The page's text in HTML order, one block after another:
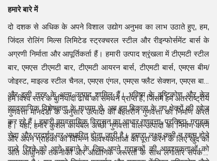
हमारे बारे में
दो दशक से अधिक के अपने विशाल उद्योग अनुभव का लाभ उठाते हुए, हम,
जिंदल रोलिंग मिल्स लिमिटेड स्ट्रक्चरल स्टील और रीइन्फोर्समेंट बार्स के
अग्रणी निर्माता और आपूर्तिकर्ता हैं। हमारी उत्पाद श्रृंखला में टीएमटी स्टील
बार, एमएस टीएमटी बार, टीएमटी आयरन बार्स, टीएमटी बार्स, एमएस बीम/
जोइस्ट, माइल्ड स्टील चैनल, एमएस एंगल, एमएस फ्लैट सेक्शन, एमएस बार्स
और इसी तरह के अन्य उत्पाद शामिल हैं। भविष्य के दृष्टिकोण और तेज
व्यावसायिक विशेषज्ञता के माध्यम से, अब हम विकास के नए क्षेत्रों की खोज
कर रहे हैं। हमारी व्यावसायिक विरासत का आधार गुणवत्ता, प्रतिष्ठा, ग्राहक
सेवा और प्रदर्शन पर आधारित होना जारी है। हमारा लक्ष्य कभी न खत्म होने
वाले रिश्ते को आगे बढ़ाने के लिए अपने ग्राहकों की आवश्यकताओं को
हमें विश्व स्तर के बुनियादी ढांचे का समर्थन प्राप्त है, जिसमें हम अंतरराष्ट्रीय
गुणवत्ता मानदंडों के अनुसार उत्पादों की बेहतरीन गुणवत्ता का निर्माण करते
हैं। यहां, हमारे कुशल कार्यबल अच्छी गुणवत्ता वाले उत्पादों का निर्माण करने
और अपने ग्राहकों की विभिन्न आवश्यकताओं को पूरा करने के लिए खुद को
अति आधुनिक तकनीकों और औद्योगिक जरूरतों के साथ लगातार संपर्क में